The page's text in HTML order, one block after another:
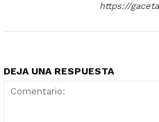
https://
DEJA UNA RESPUESTA